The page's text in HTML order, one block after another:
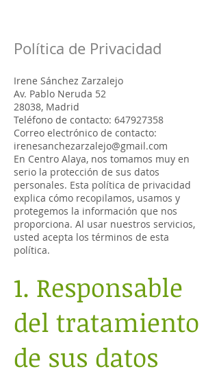
Política de Privacidad
Irene Sánchez Zarzalejo
Av. Pablo Neruda 52
28038, Madrid
Teléfono de contacto: 647927358
Correo electrónico de contacto:
irenesanchezarzalejo@gmail.com
En Centro Alaya, nos tomamos muy en
serio la protección de sus datos
personales. Esta política de privacidad
explica cómo recopilamos, usamos y
protegemos la información que nos
proporciona. Al usar nuestros servicios,
usted acepta los términos de esta
política.
1. Responsable
del tratamiento
de sus datos